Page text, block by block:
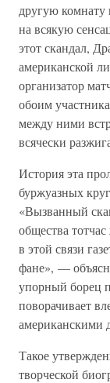
другую
на всякую
этот скандал,
американской
организатор
обоим
между ними
всячески
История эта
буржуазных
«Вызванный
общества
в этой связи
фане», —
упорный борец
поворачивает
американскими
Такое
творческой